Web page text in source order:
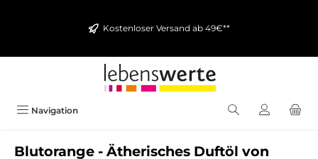
Kostenloser Versand ab 49€**
Navigation
Blutorange - Ätherisches Duftöl von